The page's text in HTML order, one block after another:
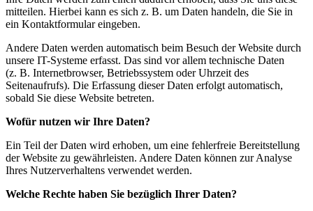
mitteilen. Hierbei kann es sich z. B. um Daten handeln, die Sie in
ein Kontaktformular eingeben.
Andere Daten werden automatisch beim Besuch der Website durch
unsere IT-Systeme erfasst. Das sind vor allem technische Daten
(z. B. Internetbrowser, Betriebssystem oder Uhrzeit des
Seitenaufrufs). Die Erfassung dieser Daten erfolgt automatisch,
sobald Sie diese Website betreten.
Wofür nutzen wir Ihre Daten?
Ein Teil der Daten wird erhoben, um eine fehlerfreie Bereitstellung
der Website zu gewährleisten. Andere Daten können zur Analyse
Ihres Nutzerverhaltens verwendet werden.
Welche Rechte haben Sie bezüglich Ihrer Daten?